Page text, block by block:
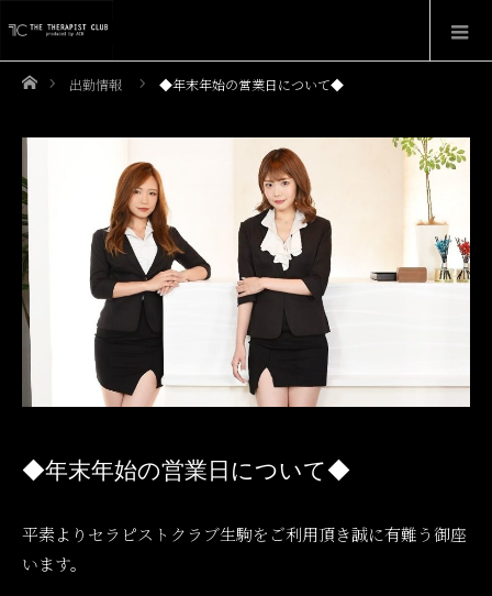
ホーム出勤情報 ◆年末年始の営業日について◆
◆年末年始の営業日について◆
平素よりセラピストクラブ生駒をご利用頂き誠に有難う御座
います。